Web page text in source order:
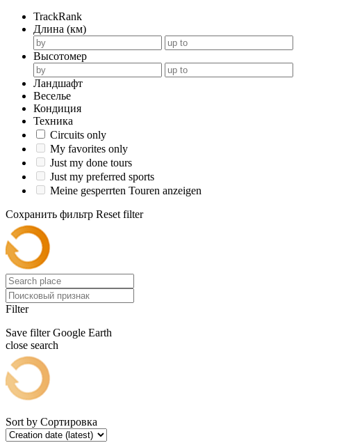
TrackRank
Длина (км)
Высотомер
Ландшафт
Веселье
Кондиция
Техника
Circuits only
My favorites only
Just my done tours
Just my preferred sports
Meine gesperrten Touren anzeigen
Сохранить фильтр Reset filter
Filter
Save filter Google Earth
close search
Sort by Сортировка